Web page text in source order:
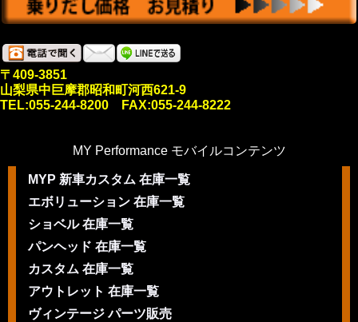
〒409-3851
山梨県中巨摩郡昭和町河西621-9
TEL:055-244-8200 FAX:055-244-8222
MY Performance モバイルコンテンツ
MYP 新車カスタム 在庫一覧
エボリューション 在庫一覧
ショベル 在庫一覧
パンヘッド 在庫一覧
カスタム 在庫一覧
アウトレット 在庫一覧
ヴィンテージ パーツ販売